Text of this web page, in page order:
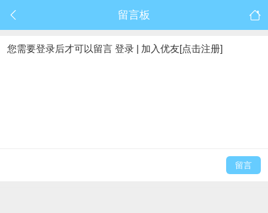
留言板
您需要登录后才可以留言 登录 加入优友[点击注册]
留言